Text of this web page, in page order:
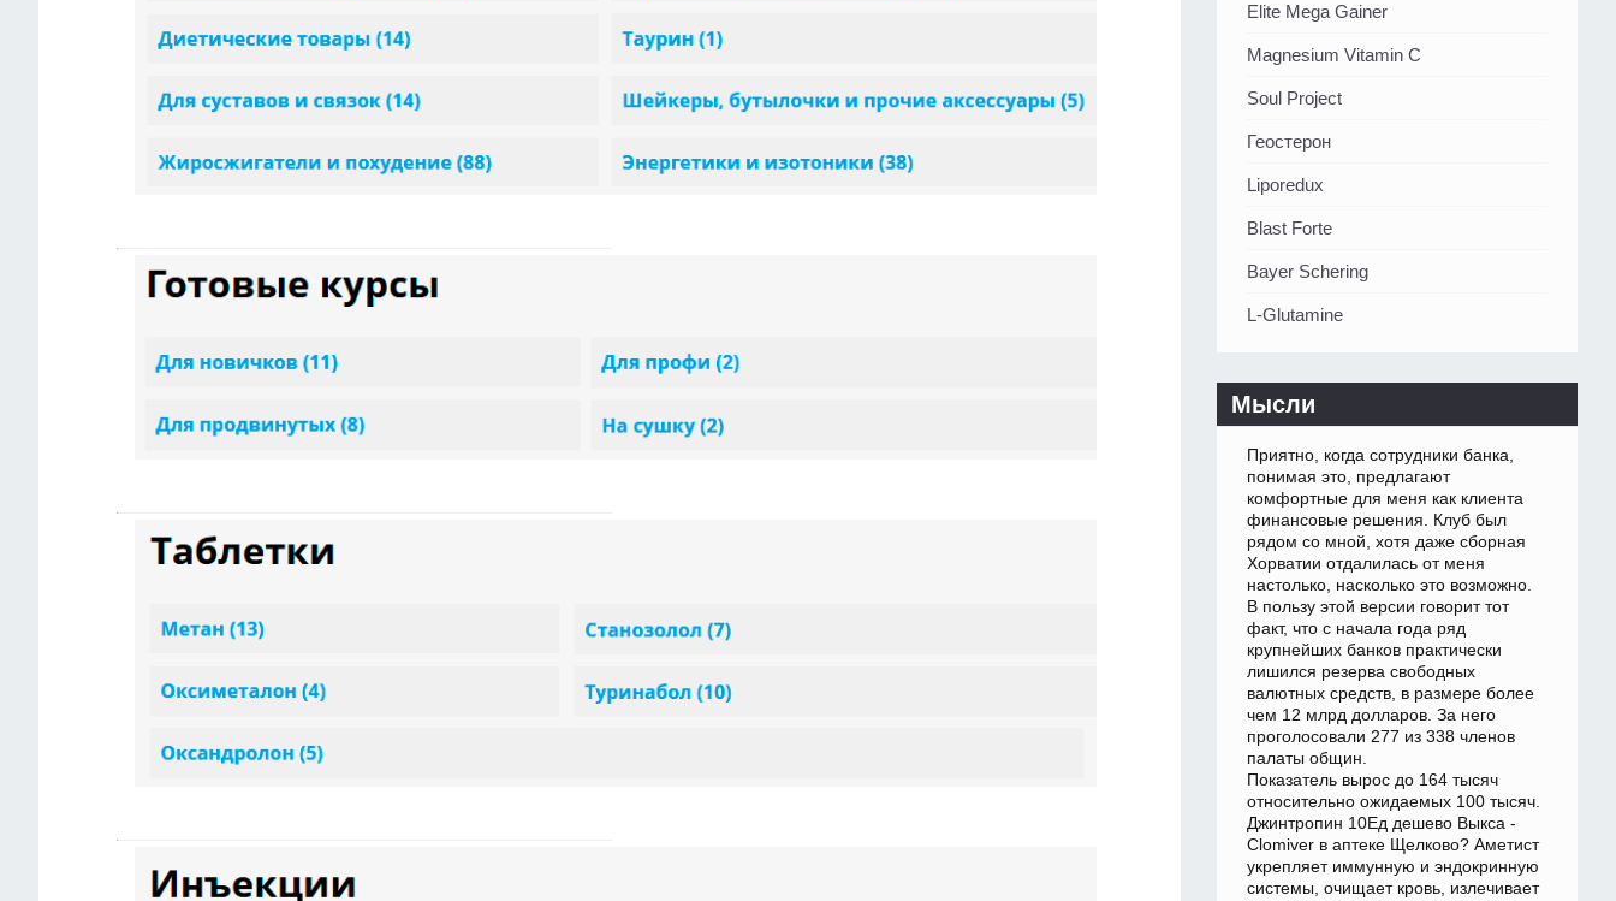
Elite Mega Gainer
Magnesium Vitamin C
Soul Project
Геостерон
Liporedux
Blast Forte
Bayer Schering
L-Glutamine
Мысли
Приятно, когда сотрудники банка,
понимая это, предлагают
комфортные для меня как клиента
финансовые решения. Клуб был
рядом со мной, хотя даже сборная
Хорватии отдалилась от меня
настолько, насколько это возможно.
В пользу этой версии говорит тот
факт, что с начала года ряд
крупнейших банков практически
лишился резерва свободных
валютных средств, в размере более
чем 12 млрд долларов. За него
проголосовали 277 из 338 членов
палаты общин.
Показатель вырос до 164 тысяч
относительно ожидаемых 100 тысяч.
Джинтропин 10Ед дешево Выкса -
Clomiver в аптеке Щелково? Аметист
укрепляет иммунную и эндокринную
системы, очищает кровь, излечивает